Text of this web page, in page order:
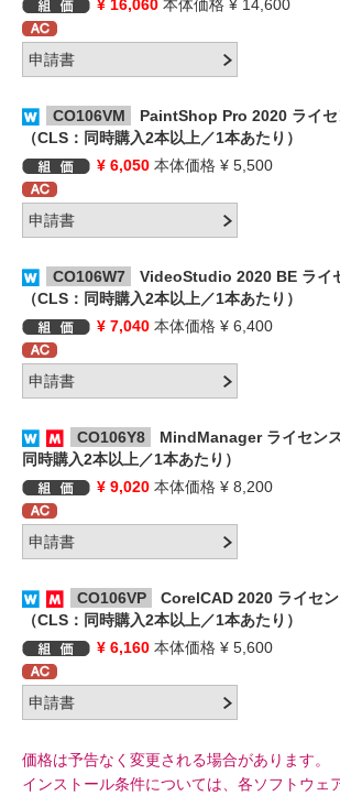
¥ 16,060 本体価格 ¥ 14,600
CO106VM
PaintShop Pro 2020 ライセ
（CLS：同時購入2本以上／1本あたり）
¥ 6,050 本体価格 ¥ 5,500
CO106W7
VideoStudio 2020 BE ライ
（CLS：同時購入2本以上／1本あたり）
¥ 7,040 本体価格 ¥ 6,400
CO106Y8
MindManager ライセン
同時購入2本以上／1本あたり）
¥ 9,020 本体価格 ¥ 8,200
CO106VP
CorelCAD 2020 ライセ
（CLS：同時購入2本以上／1本あたり）
¥ 6,160 本体価格 ¥ 5,600
価格は予告なく変更される場合があります。
インストール条件については、各ソフトウェ